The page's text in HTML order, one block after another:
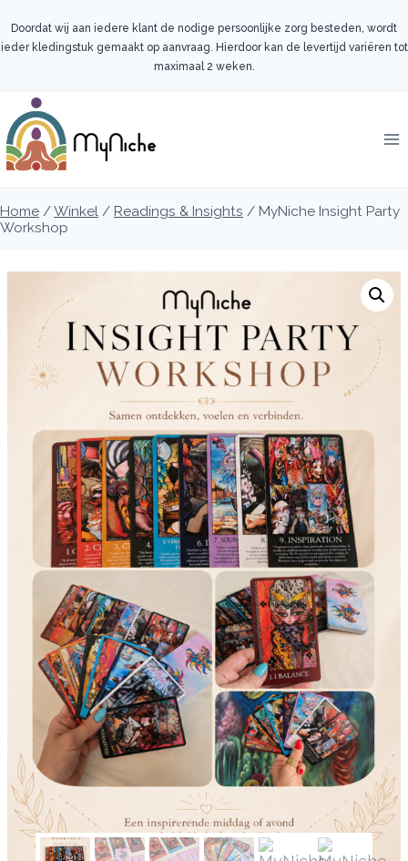
naar
inhoud
Doordat wij aan iedere klant de nodige persoonlijke zorg besteden, wordt
ieder kledingstuk gemaakt op aanvraag. Hierdoor kan de levertijd variëren tot
maximaal 2 weken.
Home /Winkel / Readings & Insights / MyNiche Insight Party
Workshop